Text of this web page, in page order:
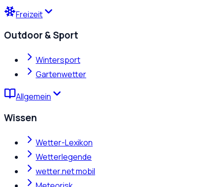
Freizeit
Outdoor & Sport
Wintersport
Gartenwetter
Allgemein
Wissen
Wetter-Lexikon
Wetterlegende
wetter.net mobil